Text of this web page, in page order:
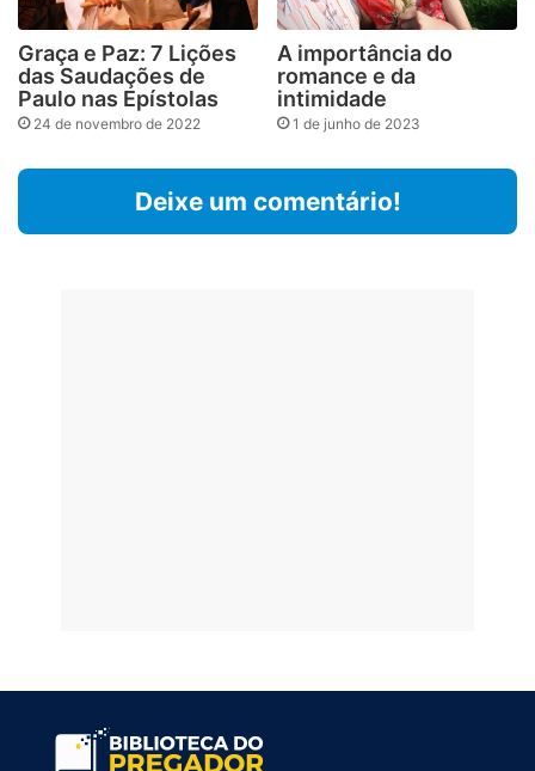
Graça e Paz: 7 Lições
das Saudações de
Paulo nas Epístolas
24 de novembro de 2022
A importância do
romance e da
intimidade
1 de junho de 2023
Deixe um comentário!